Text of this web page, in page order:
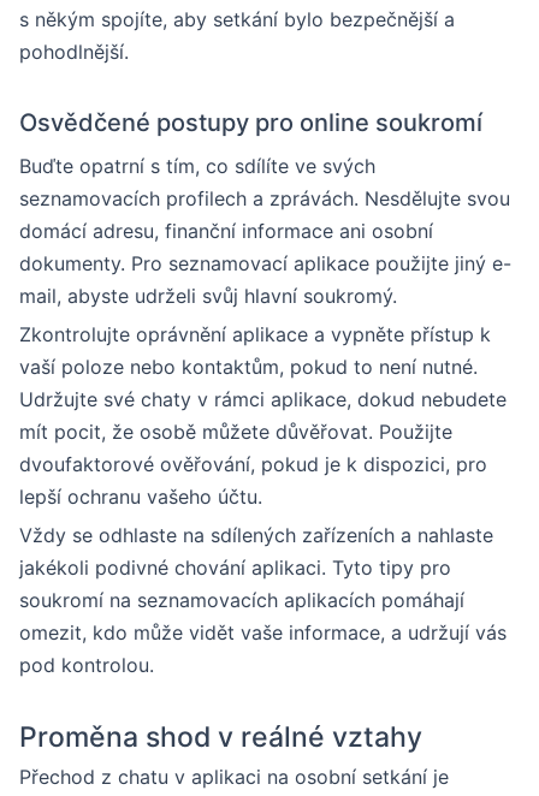
s někým spojíte, aby setkání bylo bezpečnější a
pohodlnější.
Osvědčené postupy pro online soukromí
Buďte opatrní s tím, co sdílíte ve svých
seznamovacích profilech a zprávách. Nesdělujte svou
domácí adresu, finanční informace ani osobní
dokumenty. Pro seznamovací aplikace použijte jiný e-
mail, abyste udrželi svůj hlavní soukromý.
Zkontrolujte oprávnění aplikace a vypněte přístup k
vaší poloze nebo kontaktům, pokud to není nutné.
Udržujte své chaty v rámci aplikace, dokud nebudete
mít pocit, že osobě můžete důvěřovat. Použijte
dvoufaktorové ověřování, pokud je k dispozici, pro
lepší ochranu vašeho účtu.
Vždy se odhlaste na sdílených zařízeních a nahlaste
jakékoli podivné chování aplikaci. Tyto tipy pro
soukromí na seznamovacích aplikacích pomáhají
omezit, kdo může vidět vaše informace, a udržují vás
pod kontrolou.
Proměna shod v reálné vztahy
Přechod z chatu v aplikaci na osobní setkání je